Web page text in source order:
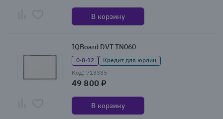
В корзину
IQBoard DVT TN060
0·0·12
Кредит для юрлиц
Код: 713335
49 800 ₽
В корзину